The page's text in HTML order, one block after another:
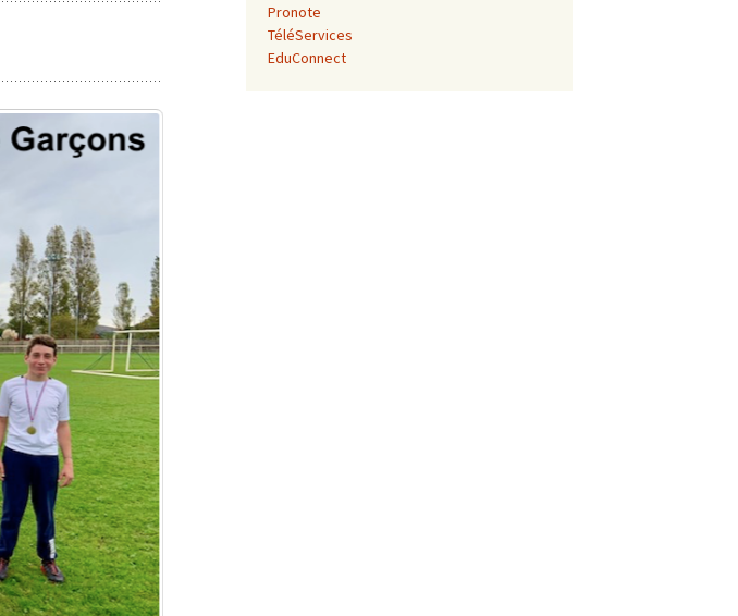
Pronote
TéléServices
EduConnect